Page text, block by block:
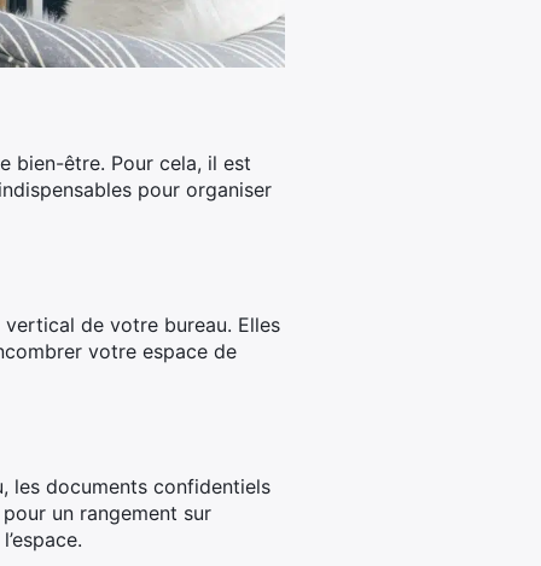
bien-être. Pour cela, il est
pour organiser
de votre bureau. Elles
votre espace de
les documents confidentiels
un rangement sur